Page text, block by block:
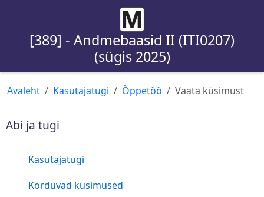
[389] - Andmebaasid II (ITI0207)
(sügis 2025)
Avaleht Kasutajatugi Õppetöö Vaata küsimust
Abi ja tugi
Kasutajatugi
Korduvad küsimused